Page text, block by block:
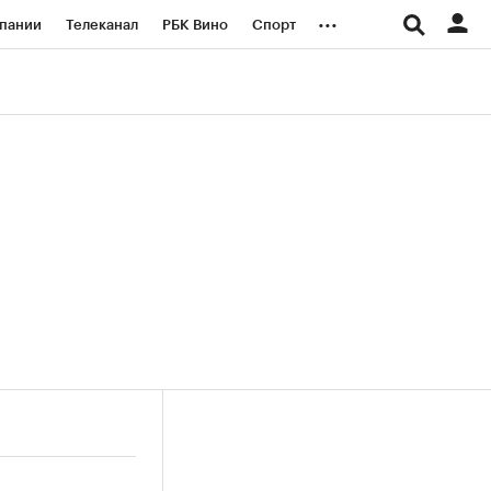
Телеканал РБК Вино Спорт ...